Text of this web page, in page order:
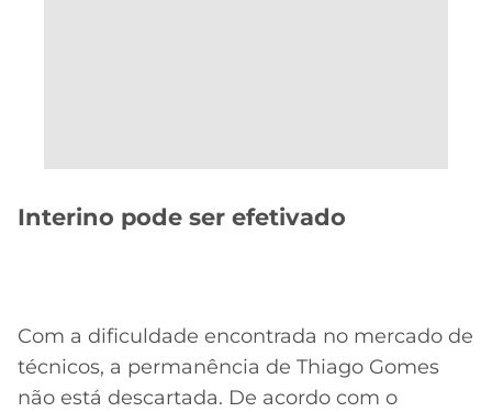
Interino pode ser efetivado
Com a dificuldade encontrada no mercado de
técnicos, a permanência de Thiago Gomes
não está descartada. De acordo com o